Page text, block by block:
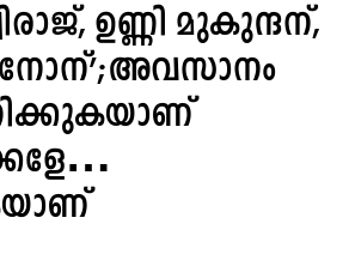
ഉണ്ണി മുകുന്ദന്,